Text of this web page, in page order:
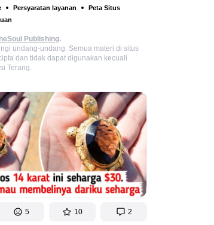
Persyaratan layanan
Peta Situs
Publishing.
undang-undang. Semua materi di situs
dan tidak dapat digunakan kecuali
Terang.
5 10 2